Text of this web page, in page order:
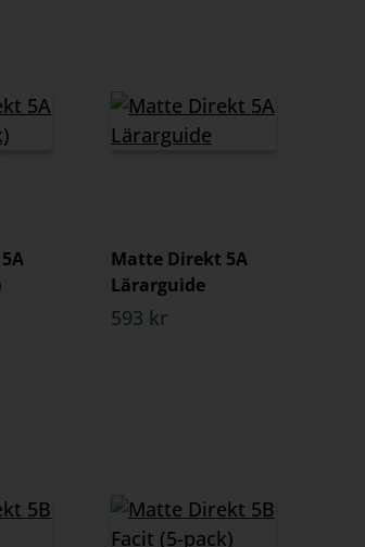
Matte Direkt 5A
Lärarguide
593 kr